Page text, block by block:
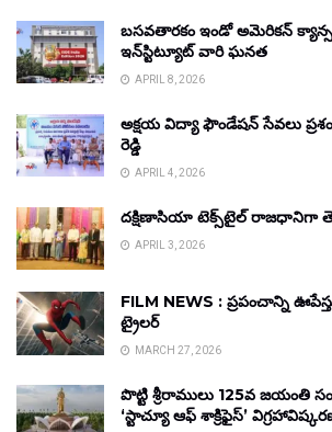
బసవతారకం ఇండో అమెరికన్
ఇన్‌స్టిట్యూట్ వారి ఘనత
APRIL 8, 2026
అక్షయ విద్యా ఫౌండేషన్ సేవలు
రెడ్డి
APRIL 4, 2026
దక్షిణాసియా టెక్స్‌టైల్ రాజధానిగా
APRIL 3, 2026
FILM NEWS : ప్రపంచాన్ని
ట్రైలర్
MARCH 27, 2026
పొట్టి శ్రీరాములు 125వ జయంతి
‘స్టాచ్యూ ఆఫ్ శాక్రిఫైస్’